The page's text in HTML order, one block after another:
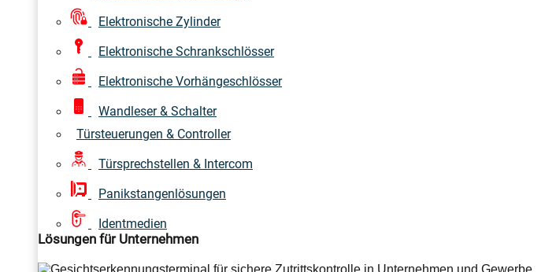
Elektronische Zylinder
Elektronische Schrankschlösser
Elektronische Vorhängeschlösser
Wandleser & Schalter
Türsteuerungen & Controller
Türsprechstellen & Intercom
Panikstangenlösungen
Identmedien
Lösungen für Unternehmen